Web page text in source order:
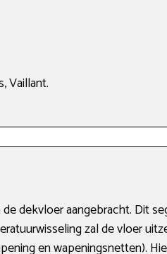
Vaillant.
dekvloer aangebracht. Dit
zal de vloer
en wapeningsnetten).